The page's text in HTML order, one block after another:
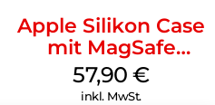
Apple Silikon Case
mit MagSafe
iPhone 14 Pro
(PRODUCT)RED
57,90€
inkl. MwSt.